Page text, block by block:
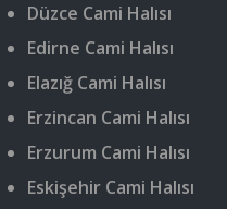
Düzce Cami Halısı
Edirne Cami Halısı
Elazığ Cami Halısı
Erzincan Cami Halısı
Erzurum Cami Halısı
Eskişehir Cami Halısı